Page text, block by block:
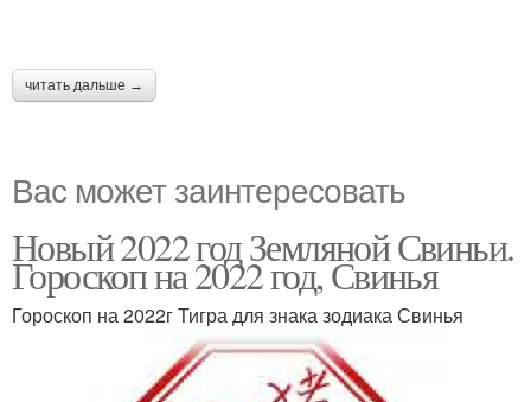
читать дальше →
Вас может заинтересовать
Новый 2022 год Земляной Свиньи.
Гороскоп на 2022 год, Свинья
Гороскоп на 2022г Тигра для знака зодиака Свинья